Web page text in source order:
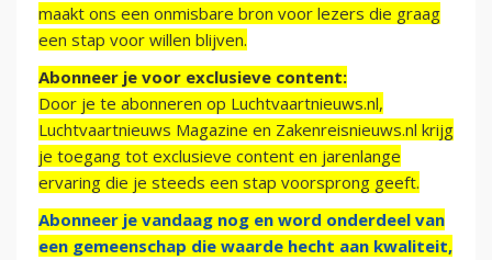
maakt ons een onmisbare bron voor lezers die graag
een stap voor willen blijven.
Abonneer je voor exclusieve content:
Door je te abonneren op Luchtvaartnieuws.nl,
Luchtvaartnieuws Magazine en Zakenreisnieuws.nl krijg
je toegang tot exclusieve content en jarenlange
ervaring die je steeds een stap voorsprong geeft.
Abonneer je vandaag nog en word onderdeel van
een gemeenschap die waarde hecht aan kwaliteit,